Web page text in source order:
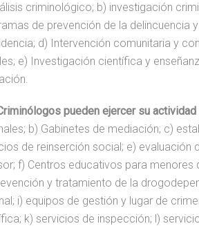
criminológico; b) investigación
de prevención de la delincuencia
d) Intervención comunitaria y
e) Investigación científica y
pueden ejercer su
b) Gabinetes de mediación; c)
de reinserción social; e) evaluación
f) Centros educativos para menores
y tratamiento de la
i) equipos de gestión y lugar de
k) servicios de inspección; l)